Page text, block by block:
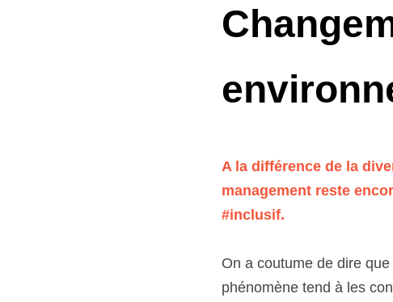
A la différence de la
management reste
#inclusif.
On a coutume de dire
phénomène tend à les